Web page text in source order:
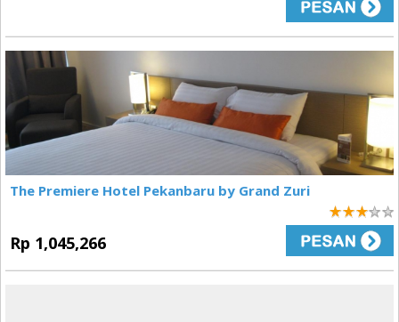
The Premiere Hotel Pekanbaru by Grand Zuri
Rp 1,045,266
3